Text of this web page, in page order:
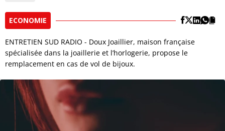
ECONOMIE
ENTRETIEN SUD RADIO - Doux Joaillier, maison française
spécialisée dans la joaillerie et l’horlogerie, propose le
remplacement en cas de vol de bijoux.